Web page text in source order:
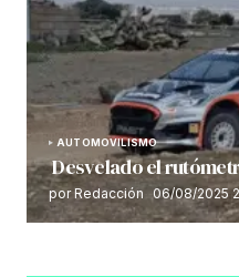
AUTOMOVILISMO
Desvelado el
por Redacción 06/08/2025